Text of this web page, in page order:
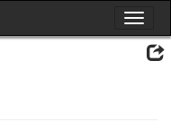
Toggle